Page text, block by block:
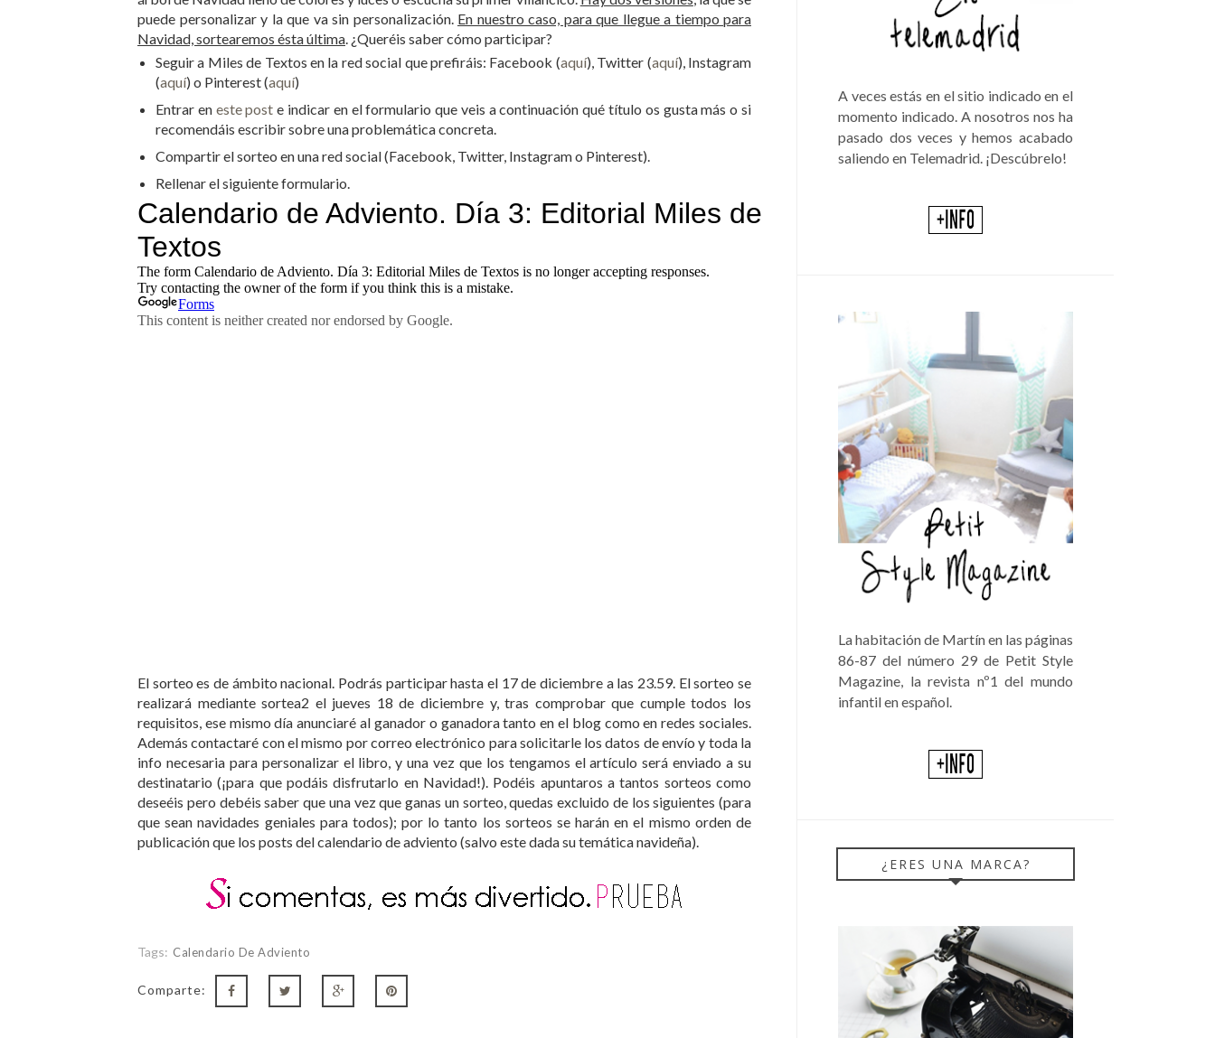
puede personalizar y la que va sin personalización. En nuestro caso, para que llegue a tiempo para
Navidad, sortearemos ésta última. ¿Queréis saber cómo participar?
Seguir a Miles de Textos en la red social que prefiráis: Facebook (aquí), Twitter (aquí), Instagram
(aquí) o Pinterest (aquí)
Entrar en este post e indicar en el formulario que veis a continuación qué título os gusta más o si
recomendáis escribir sobre una problemática concreta.
Compartir el sorteo en una red social (Facebook, Twitter, Instagram o Pinterest).
Rellenar el siguiente formulario.
El sorteo es de ámbito nacional. Podrás participar hasta el 17 de diciembre a las 23.59. El sorteo se
realizará mediante sortea2 el jueves 18 de diciembre y, tras comprobar que cumple todos los
requisitos, ese mismo día anunciaré al ganador o ganadora tanto en el blog como en redes sociales.
Además contactaré con el mismo por correo electrónico para solicitarle los datos de envío y toda la
info necesaria para personalizar el libro, y una vez que los tengamos el artículo será enviado a su
destinatario (¡para que podáis disfrutarlo en Navidad!). Podéis apuntaros a tantos sorteos como
deseéis pero debéis saber que una vez que ganas un sorteo, quedas excluido de los siguientes (para
que sean navidades geniales para todos); por lo tanto los sorteos se harán en el mismo orden de
publicación que los posts del calendario de adviento (salvo este dada su temática navideña).
Tags: Calendario De Adviento
Comparte:
A veces estás en el sitio indicado en el
momento indicado. A nosotros nos ha
pasado dos veces y hemos acabado
saliendo en Telemadrid. ¡Descúbrelo!
La habitación de Martín en las páginas
86-87 del número 29 de Petit Style
Magazine, la revista nº1 del mundo
infantil en español.
¿ERES UNA MARCA?